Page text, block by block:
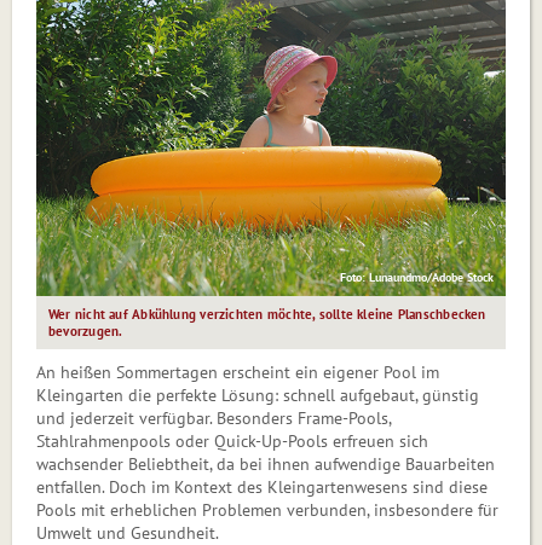
Foto: Lunaundmo/Adobe Stock
Wer nicht auf Abkühlung verzichten möchte, sollte kleine Planschbecken
bevorzugen.
An heißen Sommertagen erscheint ein eigener Pool im
Kleingarten die perfekte Lösung: schnell aufgebaut, güns­tig
und jederzeit verfügbar. Besonders Frame-Pools,
Stahlrahmenpools oder Quick-Up-Pools erfreuen sich
wachsender Beliebtheit, da bei ihnen aufwendige Bauarbeiten
entfallen. Doch im Kontext des Kleingartenwesens sind diese
Pools mit erheblichen Problemen verbun­den, insbesondere für
Umwelt und Gesundheit.